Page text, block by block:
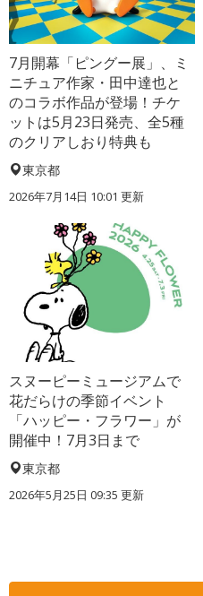
7月開幕「ピングー展」、ミ
ニチュア作家・田中達也と
のコラボ作品が登場！チケ
ットは5月23日発売、全5種
のクリアしおり特典も
東京都
2026年7月14日 10:01 更新
スヌーピーミュージアムで
花だらけの季節イベント
「ハッピー・フラワー」が
開催中！7月3日まで
東京都
2026年5月25日 09:35 更新